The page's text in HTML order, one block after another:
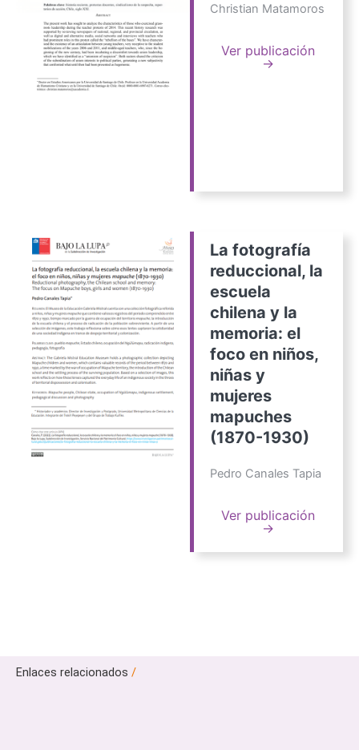
Christian Matamoros
Ver publicación
→
La fotografía
reduccional, la
escuela
chilena y la
memoria: el
foco en niños,
niñas y
mujeres
mapuches
(1870-1930)
Pedro Canales Tapia
Ver publicación
→
Enlaces relacionados /